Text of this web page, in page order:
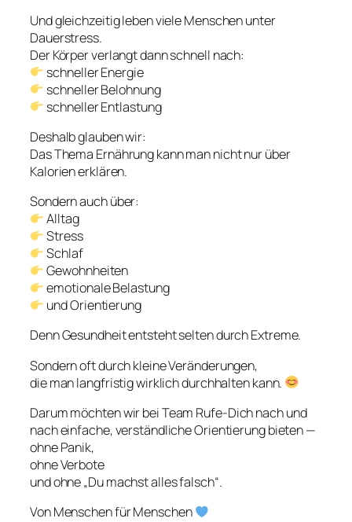
Und gleichzeitig leben viele Menschen unter
Dauerstress.
Der Körper verlangt dann schnell nach:
schneller Energie
schneller Belohnung
schneller Entlastung
Deshalb glauben wir:
Das Thema Ernährung kann man nicht nur über
Kalorien erklären.
Sondern auch über:
Alltag
Stress
Schlaf
Gewohnheiten
emotionale Belastung
und Orientierung
Denn Gesundheit entsteht selten durch Extreme.
Sondern oft durch kleine Veränderungen,
die man langfristig wirklich durchhalten kann.
Darum möchten wir bei Team Rufe-Dich nach und
nach einfache, verständliche Orientierung bieten —
ohne Panik,
ohne Verbote
und ohne „Du machst alles falsch“.
Von Menschen für Menschen